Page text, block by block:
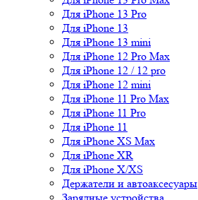
Для iPhone 13 Pro
Для iPhone 13
Для iPhone 13 mini
Для iPhone 12 Pro Max
Для iPhone 12 / 12 pro
Для iPhone 12 mini
Для iPhone 11 Pro Max
Для iPhone 11 Pro
Для iPhone 11
Для iPhone XS Max
Для iPhone XR
Для iPhone X/XS
Держатели и автоаксесуары